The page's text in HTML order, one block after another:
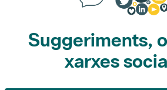
Suggeriments,
xarxes